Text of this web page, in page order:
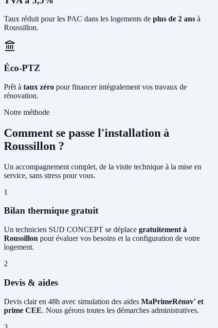
Taux réduit pour les PAC dans les logements de plus de 2 ans à
Roussillon.
Éco-PTZ
Prêt à taux zéro pour financer intégralement vos travaux de
rénovation.
Notre méthode
Comment se passe l'installation à
Roussillon ?
Un accompagnement complet, de la visite technique à la mise en
service, sans stress pour vous.
1
Bilan thermique gratuit
Un technicien SUD CONCEPT se déplace gratuitement à
Roussillon pour évaluer vos besoins et la configuration de votre
logement.
2
Devis & aides
Devis clair en 48h avec simulation des aides MaPrimeRénov' et
prime CEE. Nous gérons toutes les démarches administratives.